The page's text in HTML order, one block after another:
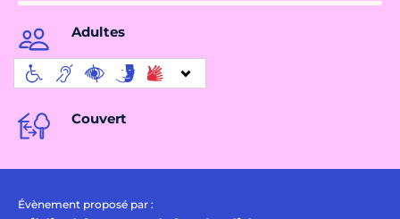
Adultes
Couvert
Évènement proposé par :